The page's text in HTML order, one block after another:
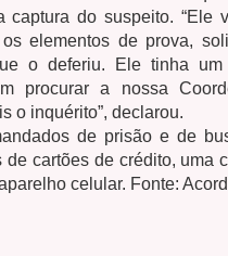
do suspeito. “Ele
elementos de prova,
o deferiu. Ele tinha um
procurar a nossa
o inquérito”, declarou.
de prisão e de
cartões de crédito, uma
celular. Fonte: